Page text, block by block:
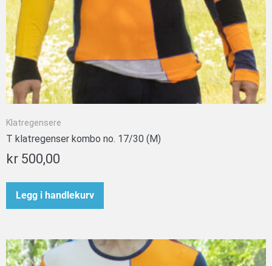
Klatregensere
T klatregenser kombo no. 17/30 (M)
kr 500,00
Legg i handlekurv